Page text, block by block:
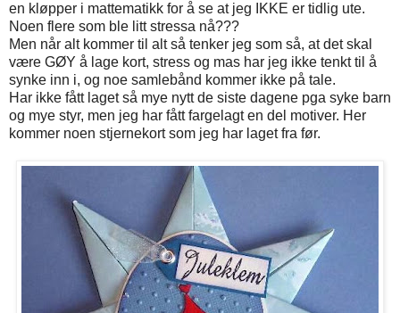
en kløpper i mattematikk for å se at jeg IKKE er tidlig ute.
Noen flere som ble litt stressa nå???
Men når alt kommer til alt så tenker jeg som så, at det skal
være GØY å lage kort, stress og mas har jeg ikke tenkt til å
synke inn i, og noe samlebånd kommer ikke på tale.
Har ikke fått laget så mye nytt de siste dagene pga syke barn
og mye styr, men jeg har fått fargelagt en del motiver. Her
kommer noen stjernekort som jeg har laget fra før.